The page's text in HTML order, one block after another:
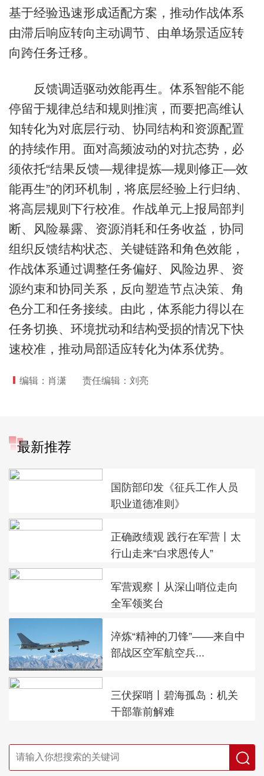
基于经验迅速形成适配方案，推动作战体系
由滞后响应转向主动调节、由单场景适应转
向跨任务迁移。
反馈调适驱动效能再生。体系智能不能
停留于规律总结和规则推演，而要把高维认
知转化为对底层行动、协同结构和资源配置
的持续作用。面对高频波动的对抗态势，必
须依托“结果反馈—规律提炼—规则修正—效
能再生”的闭环机制，将底层经验上行归纳、
将高层规则下行校准。作战单元上报局部判
断、风险暴露、资源消耗和任务收益，协同
组织反馈结构状态、关键链路和角色效能，
作战体系通过调整任务偏好、风险边界、资
源约束和协同关系，反向塑造节点决策、角
色分工和任务接续。由此，体系能力得以在
任务切换、环境扰动和结构受损的情况下快
速校准，推动局部适应转化为体系优势。
编辑：肖潇 责任编辑：刘亮
最新推荐
国防部印发《征兵工作人员
职业道德准则》
正确政绩观 践行在军营丨太
行山走来“白求恩传人”
军营观察丨从深山哨位走向
全军领奖台
淬炼“精神的刀锋”——来自中
部战区空军航空兵...
三伏探哨丨碧海孤岛：机关
干部靠前解难